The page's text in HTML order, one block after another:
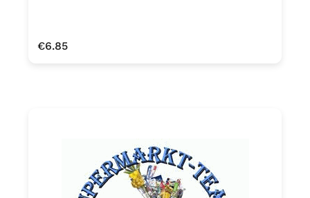
Regular price:
€6.85